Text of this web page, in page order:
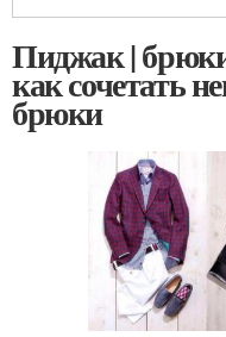
Пиджак |
как сочетать
брюки